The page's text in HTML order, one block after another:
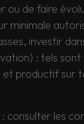
ou de faire
minimale
investir
: tels sont
et productif sur
: consulter les